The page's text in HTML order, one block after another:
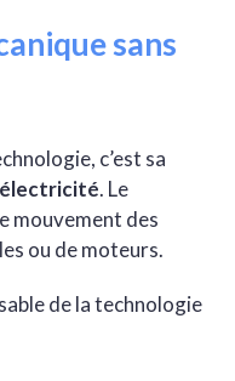
sans
c’est sa
électricité. Le
mouvement des
ou de moteurs.
de la technologie